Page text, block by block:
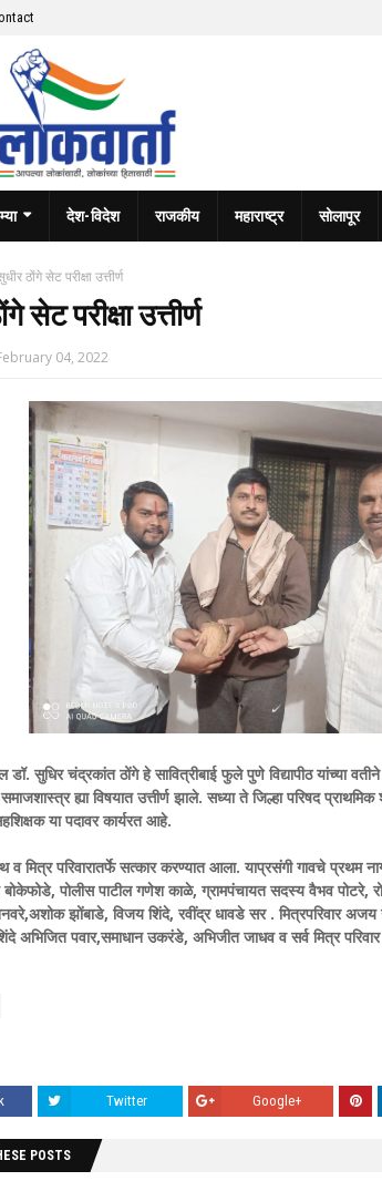
देश-विदेश राजकीय महाराष्ट्र सोलापूर
ठोंगे सेट परीक्षा उत्तीर्ण
सेट परीक्षा उत्तीर्ण
04, 2022
डॉ. सुधिर चंद्रकांत ठोंगे हे सावित्रीबाई फुले पुणे विद्यापीठ यांच्या
समाजशास्त्र ह्या विषयात उत्तीर्ण झाले. सध्या ते जिल्हा परिषद
या पदावर कार्यरत आहे.
व मित्र परिवारातर्फे सत्कार करण्यात आला. याप्रसंगी गावचे प्रथम
पोलीस पाटील गणेश काळे, ग्रामपंचायत सदस्य वैभव पोटरे,
झोंबाडे, विजय शिंदे, रवींद्र धावडे सर . मित्रपरिवार
अभिजित पवार,समाधान उकरंडे, अभिजीत जाधव व सर्व मित्र
Twitter Google+
POSTS